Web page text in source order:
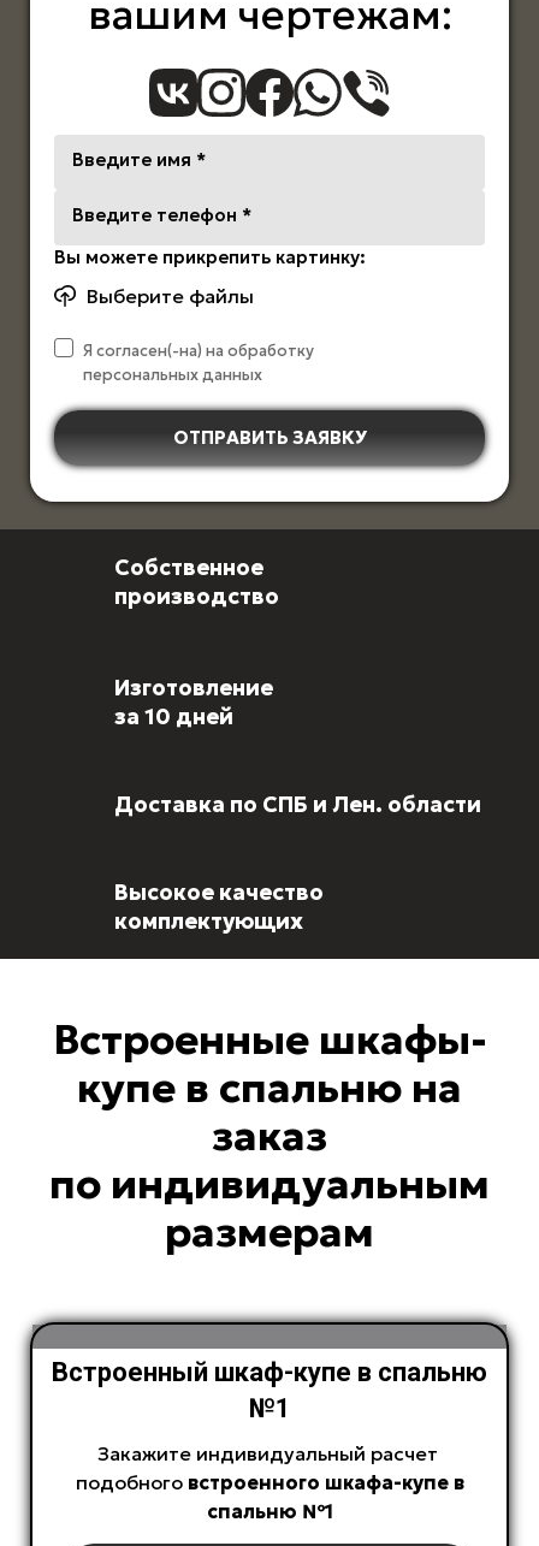
вашим чертежам:
Введите имя *
Введите телефон *
Вы можете прикрепить картинку:
Выберите файлы
ОТПРАВИТЬ ЗАЯВКУ
Я согласен(-на) на обработку
персональных данных
Собственное
производство
Изготовление
за 10 дней
Доставка по СПБ и Лен. области
Высокое качество
комплектующих
Встроенные шкафы-
купе в спальню на
заказ
по индивидуальным
размерам
Встроенный шкаф-купе в спальню
№1
Закажите индивидуальный расчет
подобного встроенного шкафа-купе в
спальню №1